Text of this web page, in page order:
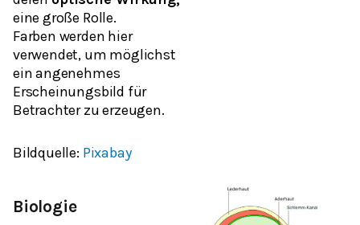
eine große Rolle.
Farben werden hier
verwendet, um möglichst
ein angenehmes
Erscheinungsbild für
Betrachter zu erzeugen.
Bildquelle: Pixabay
Biologie